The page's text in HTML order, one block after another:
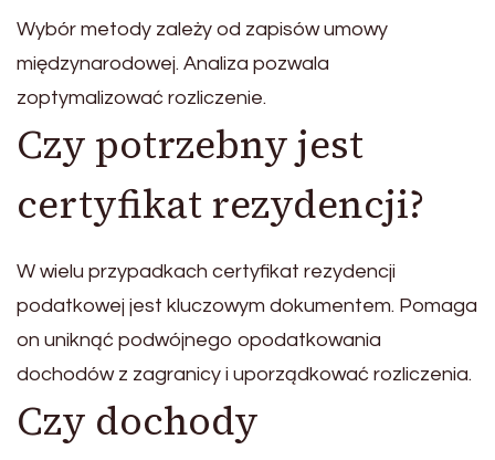
Wybór metody zależy od zapisów umowy
międzynarodowej. Analiza pozwala
zoptymalizować rozliczenie.
Czy potrzebny jest
certyfikat rezydencji?
W wielu przypadkach certyfikat rezydencji
podatkowej jest kluczowym dokumentem. Pomaga
on uniknąć podwójnego opodatkowania
dochodów z zagranicy i uporządkować rozliczenia.
Czy dochody